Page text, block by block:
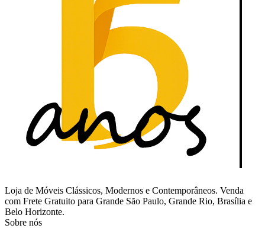
Loja de Móveis Clássicos, Modernos e Contemporâneos. Venda
com Frete Gratuito para Grande São Paulo, Grande Rio, Brasília e
Belo Horizonte.
Sobre nós